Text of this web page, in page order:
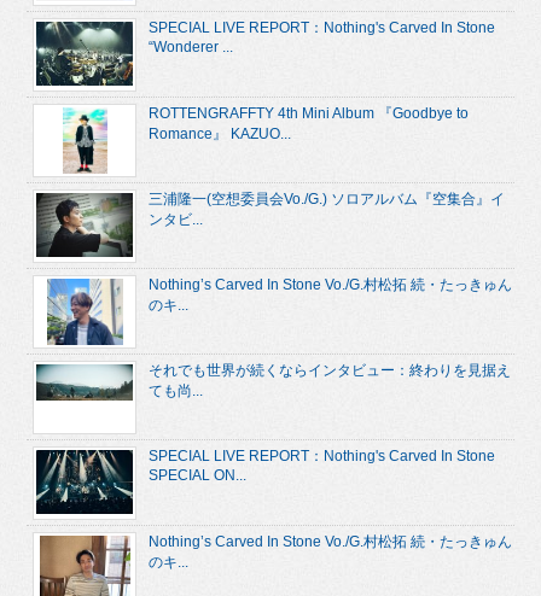
SPECIAL LIVE REPORT：Nothing's Carved In Stone
“Wonderer ...
ROTTENGRAFFTY 4th Mini Album 『Goodbye to
Romance』 KAZUO...
三浦隆一(空想委員会Vo./G.) ソロアルバム『空集合』イ
ンタビ...
Nothing’s Carved In Stone Vo./G.村松拓 続・たっきゅん
のキ...
それでも世界が続くならインタビュー：終わりを見据え
ても尚...
SPECIAL LIVE REPORT：Nothing's Carved In Stone
SPECIAL ON...
Nothing’s Carved In Stone Vo./G.村松拓 続・たっきゅん
のキ...